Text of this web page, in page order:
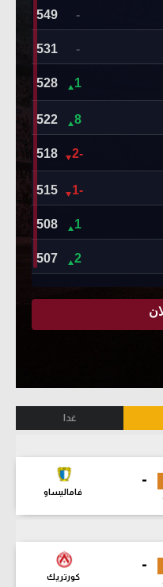
غدا
-
فاماليساو
-
كورتريك